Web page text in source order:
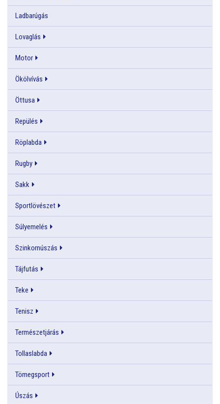
Ladbarúgás
Lovaglás
Motor
Ökölvívás
Öttusa
Repülés
Röplabda
Rugby
Sakk
Sportlövészet
Súlyemelés
Szinkornúszás
Tájfutás
Teke
Tenisz
Természetjárás
Tollaslabda
Tömegsport
Úszás